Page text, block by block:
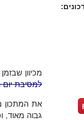
מכיוון
למסיבת יום
את המתכון
גבוה